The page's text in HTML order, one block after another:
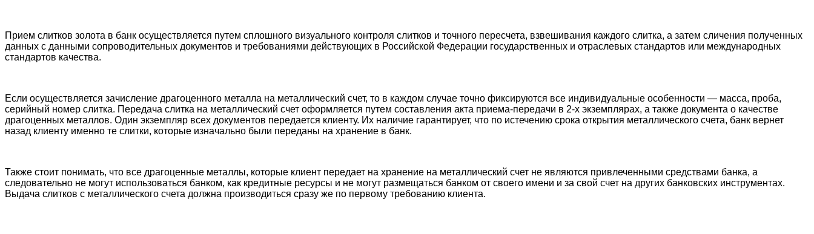
Прием слитков золота в банк осуществляется путем сплошного визуального контроля слитков и точного пересчета, взвешивания каждого слитка, а затем сличения полученных
данных с данными сопроводительных документов и требованиями действующих в Российской Федерации государственных и отраслевых стандартов или международных
стандартов качества.
Если осуществляется зачисление драгоценного металла на металлический счет, то в каждом случае точно фиксируются все индивидуальные особенности — масса, проба,
серийный номер слитка. Передача слитка на металлический счет оформляется путем составления акта приема-передачи в 2-х экземплярах, а также документа о качестве
драгоценных металлов. Один экземпляр всех документов передается клиенту. Их наличие гарантирует, что по истечению срока открытия металлического счета, банк вернет
назад клиенту именно те слитки, которые изначально были переданы на хранение в банк.
Также стоит понимать, что все драгоценные металлы, которые клиент передает на хранение на металлический счет не являются привлеченными средствами банка, а
следовательно не могут использоваться банком, как кредитные ресурсы и не могут размещаться банком от своего имени и за свой счет на других банковских инструментах.
Выдача слитков с металлического счета должна производиться сразу же по первому требованию клиента.